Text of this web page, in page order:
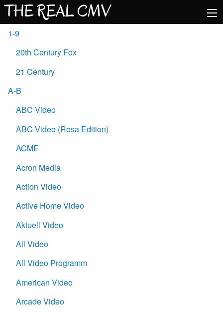
1-9
20th Century Fox
21 Century
A-B
ABC Video
ABC Video (Rosa Edition)
ACME
Acron Media
Action Video
Active Home Video
Aktuell Video
All Video
All Video Programm
American Video
Arcade Video